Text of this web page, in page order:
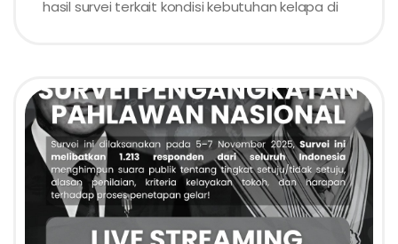
hasil survei terkait kondisi kebutuhan kelapa di